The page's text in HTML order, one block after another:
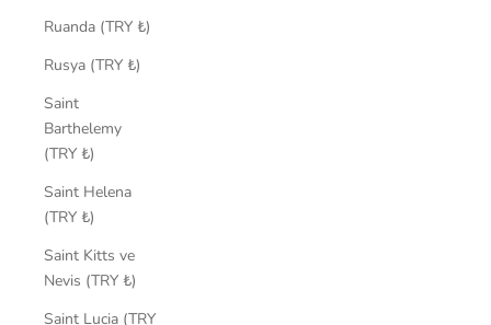
Ruanda (TRY ₺)
Rusya (TRY ₺)
Saint
Barthelemy
(TRY ₺)
Saint Helena
(TRY ₺)
Saint Kitts ve
Nevis (TRY ₺)
Saint Lucia (TRY